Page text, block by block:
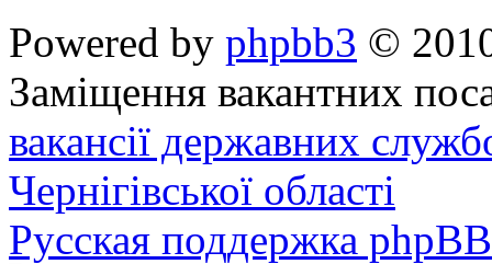
Powered by phpbb3 ©
Заміщення вакантних
вакансії державних
Чернігівської області
Русская поддержка phpBB